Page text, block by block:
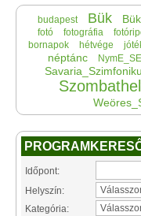
budapest Bük
fotó
fotográfia
bornapok
hétvége
néptánc
Időpont:
Helyszín:
Kategória: